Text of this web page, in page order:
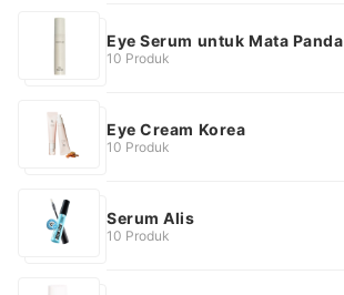
Eye Serum untuk Mata Panda
10 Produk
Eye Cream Korea
10 Produk
Serum Alis
10 Produk